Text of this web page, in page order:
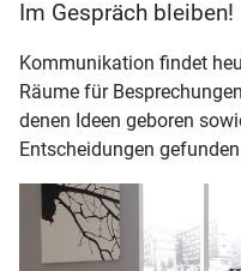
Im Gespräch bleiben!
Kommunikation findet
Räume für
denen Ideen geboren
Entscheidungen